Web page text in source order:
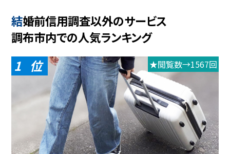
結婚前信用調査以外のサービス
調布市内での人気ランキング
1 ★閲覧数→1567回